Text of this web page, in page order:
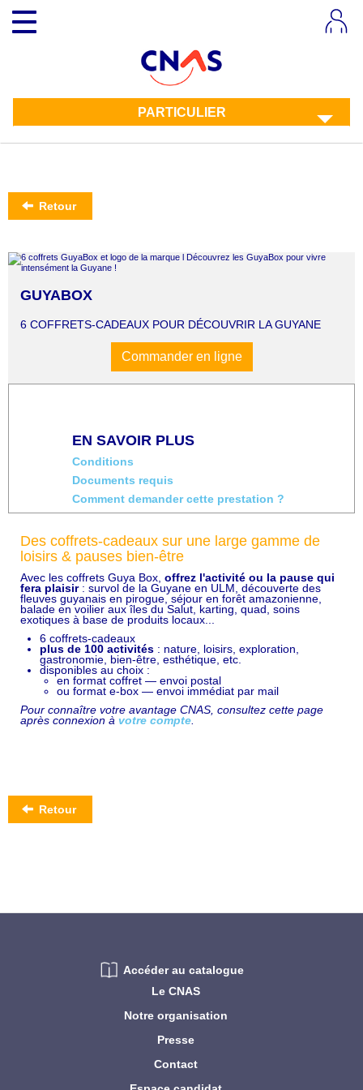
contenu
principal
Toggle
navigation
PARTICULIER
Retour
GUYABOX
6 COFFRETS-CADEAUX POUR DÉCOUVRIR LA GUYANE
Commander en ligne
EN SAVOIR PLUS
Conditions
Documents requis
Comment demander cette prestation ?
Des coffrets-cadeaux sur une large gamme de
loisirs & pauses bien-être
Avec les coffrets Guya Box, offrez l'activité ou la pause qui
fera plaisir: survol de la Guyane en ULM, découverte des
fleuves guyanais en pirogue, séjour en forêt amazonienne,
balade en voilier aux îles du Salut, karting, quad, soins
exotiques à base de produits locaux...
6 coffrets-cadeaux
plus de 100 activités : nature, loisirs, exploration,
gastronomie, bien-être, esthétique, etc.
disponibles au choix :
en format coffret — envoi postal
ou format e-box — envoi immédiat par mail
Pour connaître votre avantage CNAS, consultez cette page
après connexion à votre compte
Retour
Le CNAS
Notre organisation
Presse
Contact
Accéder au catalogue